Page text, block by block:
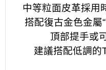
中等粒面皮革採用
搭配復古金色金屬
頂部提手或
建議搭配低調的